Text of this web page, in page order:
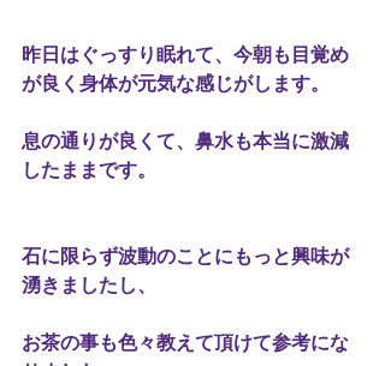
昨日はぐっすり眠れて、今朝も目覚め
が良く身体が元気な感じがします。
息の通りが良くて、鼻水も本当に激減
したままです。
石に限らず波動のことにもっと興味が
湧きましたし、
お茶の事も色々教えて頂けて参考にな